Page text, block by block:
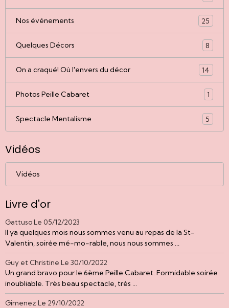
Nos événements 25
Quelques Décors 8
On a craqué! Où l'envers du décor 14
Photos Peille Cabaret 1
Spectacle Mentalisme 5
Vidéos
Vidéos
Livre d'or
GattusoLe 05/12/2023
Il ya quelques mois nous sommes venu au repas de la St-
Valentin, soirée mé-mo-rable, nous nous sommes ...
Guy et Christine Le 30/10/2022
Un grand bravo pour le 6ème Peille Cabaret. Formidable soirée
inoubliable. Très beau spectacle, très ...
Gimenez Le 29/10/2022